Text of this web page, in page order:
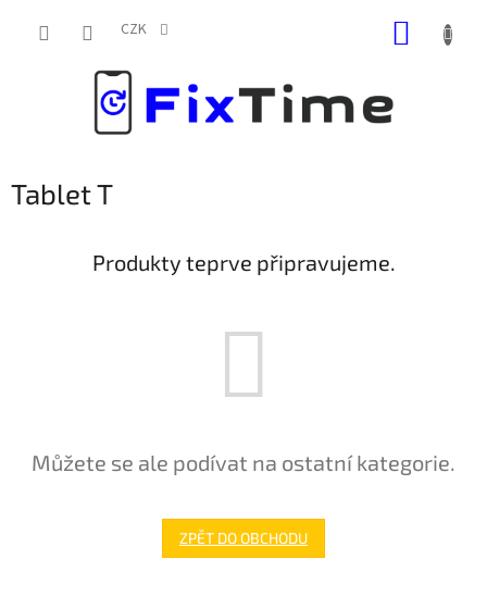
CZK
Tablet T
Produkty teprve připravujeme.
Můžete se ale podívat na ostatní kategorie.
ZPĚT DO OBCHODU